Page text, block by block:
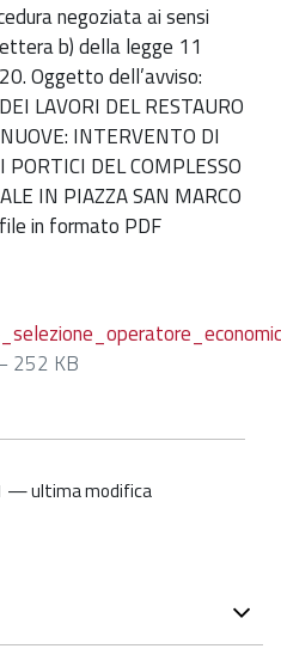
negoziata ai sensi
b) della legge 11
Oggetto dell’avviso:
LAVORI DEL RESTAURO
INTERVENTO DI
PORTICI DEL COMPLESSO
IN PIAZZA SAN MARCO
in formato PDF
KB
—ultima modifica